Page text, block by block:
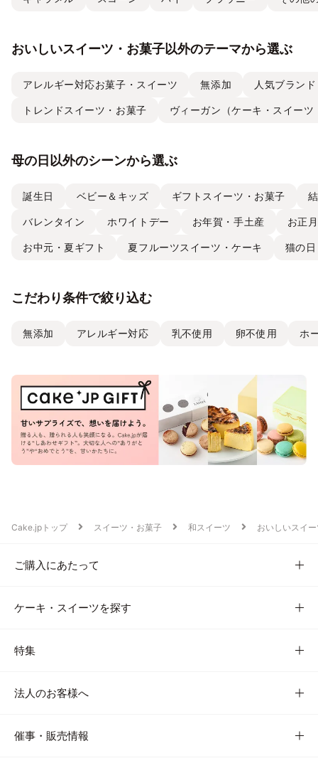
おいしいスイーツ・お菓子以外のテーマから選ぶ
アレルギー対応お菓子・スイーツ 無添加 人気ブランド
トレンドスイーツ・お菓子 ヴィーガン（ケーキ・スイーツ
母の日以外のシーンから選ぶ
誕生日 ベビー＆キッズ ギフトスイーツ・お菓子
バレンタイン ホワイトデー お年賀・手土産 お正月
お中元・夏ギフト 夏フルーツスイーツ・ケーキ 猫の日
こだわり条件で絞り込む
無添加 アレルギー対応 乳不使用 卵不使用 ホ
Cake.jpトップ スイーツ・お菓子 和スイーツ おいしいスイ
ご購入にあたって
ケーキ・スイーツを探す
特集
法人のお客様へ
催事・販売情報